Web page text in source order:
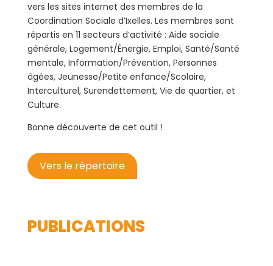
vers les sites internet des membres de la
Coordination Sociale d’Ixelles. Les membres sont
répartis en 11 secteurs d’activité : Aide sociale
générale, Logement/Énergie, Emploi, Santé/Santé
mentale, Information/Prévention, Personnes
âgées, Jeunesse/Petite enfance/Scolaire,
Interculturel, Surendettement, Vie de quartier, et
Culture.
Bonne découverte de cet outil !
Vers le répertoire
PUBLICATIONS